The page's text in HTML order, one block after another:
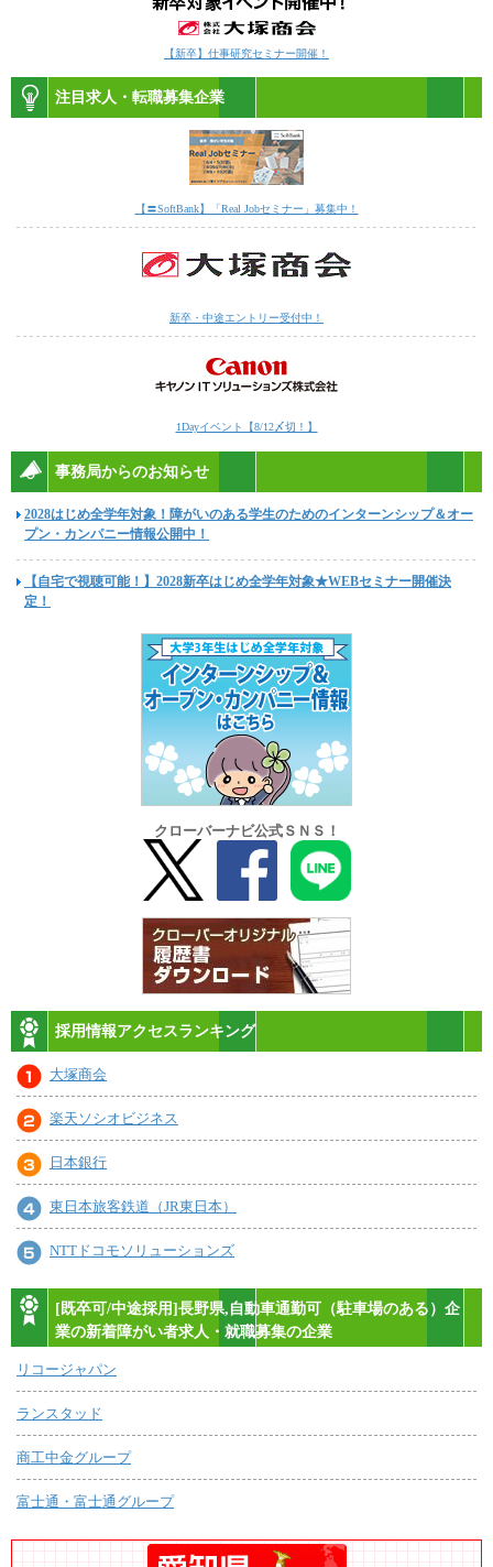
【新卒】仕事研究セミナー開催！
注目求人・転職募集企業
【〓SoftBank】「Real Jobセミナー」募集中！
新卒・中途エントリー受付中！
1Dayイベント【8/12〆切！】
事務局からのお知らせ
2028はじめ全学年対象！障がいのある学生のためのインターンシップ＆オー
プン・カンパニー情報公開中！
【自宅で視聴可能！】2028新卒はじめ全学年対象★WEBセミナー開催決
定！
クローバーナビ公式ＳＮＳ！
採用情報アクセスランキング
大塚商会
楽天ソシオビジネス
日本銀行
東日本旅客鉄道（JR東日本）
NTTドコモソリューションズ
[既卒可/中途採用]長野県,自動車通勤可（駐車場のある）企
業の新着障がい者求人・就職募集の企業
リコージャパン
ランスタッド
商工中金グループ
富士通・富士通グループ